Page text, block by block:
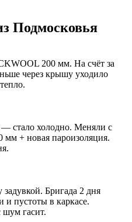
Подмосковья
200 мм. На счёт за
через крышу уходило
— стало холодно. Меняли с
+ новая пароизоляция.
Бригада 2 дня
и пустоты в каркасе.
шум гасит.